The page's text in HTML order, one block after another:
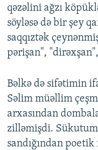
qəzəlini ağzı
söyləsə də bir şey
saqqıztək
pərişan",
Bəlkə də sifətimin
Səlim müəllim
arxasından
zilləmişdi.
sandığından